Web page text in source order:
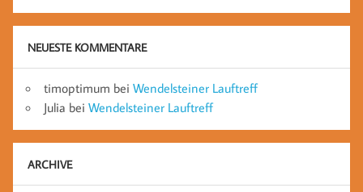
NEUESTE KOMMENTARE
timoptimum bei Wendelsteiner Lauftreff
Julia bei Wendelsteiner Lauftreff
ARCHIVE